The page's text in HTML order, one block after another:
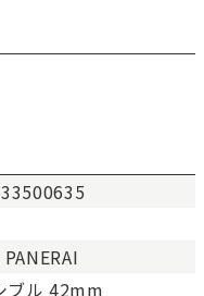
品などの未使用品。
ブル 42mm